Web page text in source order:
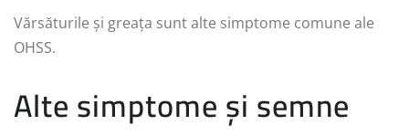
Vărsăturile și greața sunt alte simptome comune ale
OHSS.
Alte simptome și semne